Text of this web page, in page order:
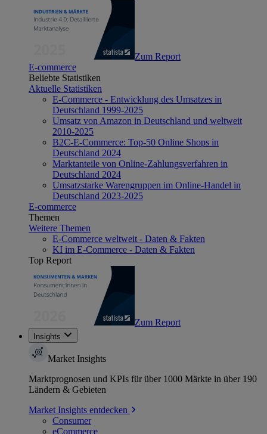
Zum Report
E-commerce
Beliebte Statistiken
Aktuelle Statistiken
E-Commerce - Entwicklung des Umsatzes in
Deutschland 1999-2025
Umsatz von Amazon in Deutschland und weltweit
2010-2025
B2C-E-Commerce: Top-50 Online Shops in
Deutschland 2024
Marktanteile von Online-Zahlungsverfahren in
Deutschland 2024
Umsatzstarke Warengruppen im Online-Handel in
Deutschland 2023-2025
E-commerce
Themen
Weitere Themen
E-Commerce weltweit - Daten & Fakten
KI im E-Commerce - Daten & Fakten
Top Report
Zum Report
Insights
Market Insights
Marktprognosen und KPIs für über 1000 Märkte in über 190
Ländern & Gebieten
Market Insights entdecken
Consumer
eCommerce